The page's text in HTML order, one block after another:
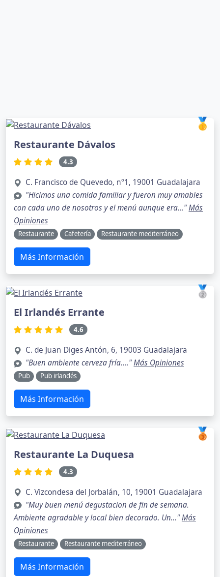
🥇
Restaurante Dávalos
4.3
C. Francisco de Quevedo, nº1, 19001 Guadalajara
"Hicimos una comida familiar y fueron muy amables
con cada uno de nosotros y el menú aunque era..."Más
Opiniones
Restaurante Cafetería Restaurante mediterráneo
Más Información
🥈
El Irlandés Errante
4.6
C. de Juan Diges Antón, 6, 19003 Guadalajara
"Buen ambiente cerveza fría...."Más Opiniones
Pub Pub irlandés
Más Información
🥉
Restaurante La Duquesa
4.3
C. Vizcondesa del Jorbalán, 10, 19001 Guadalajara
"Muy buen menú degustacion de fin de semana.
Ambiente agradable y local bien decorado. Un..."Más
Opiniones
Restaurante Restaurante mediterráneo
Más Información